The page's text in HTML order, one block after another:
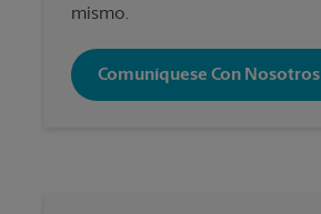
mismo.
Comuníquese Con Nosotros